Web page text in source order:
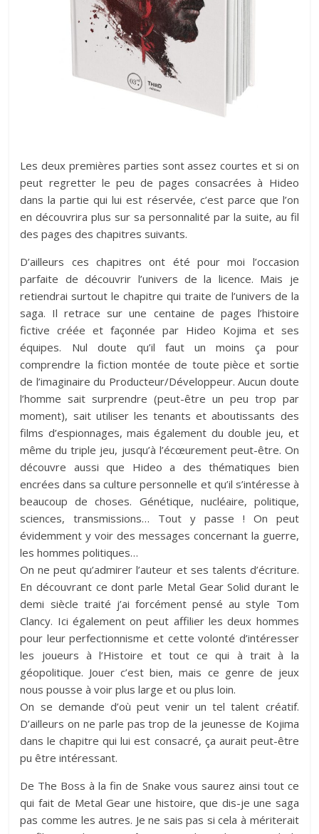
Les deux premières parties sont assez courtes et si on
peut regretter le peu de pages consacrées à Hideo
dans la partie qui lui est réservée, c’est parce que l’on
en découvrira plus sur sa personnalité par la suite, au fil
des pages des chapitres suivants.
D’ailleurs ces chapitres ont été pour moi l’occasion
parfaite de découvrir l’univers de la licence. Mais je
retiendrai surtout le chapitre qui traite de l’univers de la
saga. Il retrace sur une centaine de pages l’histoire
fictive créée et façonnée par Hideo Kojima et ses
équipes. Nul doute qu’il faut un moins ça pour
comprendre la fiction montée de toute pièce et sortie
de l’imaginaire du Producteur/Développeur. Aucun doute
l’homme sait surprendre (peut-être un peu trop par
moment), sait utiliser les tenants et aboutissants des
films d’espionnages, mais également du double jeu, et
même du triple jeu, jusqu’à l’écœurement peut-être. On
découvre aussi que Hideo a des thématiques bien
encrées dans sa culture personnelle et qu’il s’intéresse à
beaucoup de choses. Génétique, nucléaire, politique,
sciences, transmissions… Tout y passe ! On peut
évidemment y voir des messages concernant la guerre,
les hommes politiques…
On ne peut qu’admirer l’auteur et ses talents d’écriture.
En découvrant ce dont parle Metal Gear Solid durant le
demi siècle traité j’ai forcément pensé au style Tom
Clancy. Ici également on peut affilier les deux hommes
pour leur perfectionnisme et cette volonté d’intéresser
les joueurs à l’Histoire et tout ce qui à trait à la
géopolitique. Jouer c’est bien, mais ce genre de jeux
nous pousse à voir plus large et ou plus loin.
On se demande d’où peut venir un tel talent créatif.
D’ailleurs on ne parle pas trop de la jeunesse de Kojima
dans le chapitre qui lui est consacré, ça aurait peut-être
pu être intéressant.
De The Boss à la fin de Snake vous saurez ainsi tout ce
qui fait de Metal Gear une histoire, que dis-je une saga
pas comme les autres. Je ne sais pas si cela à mériterait